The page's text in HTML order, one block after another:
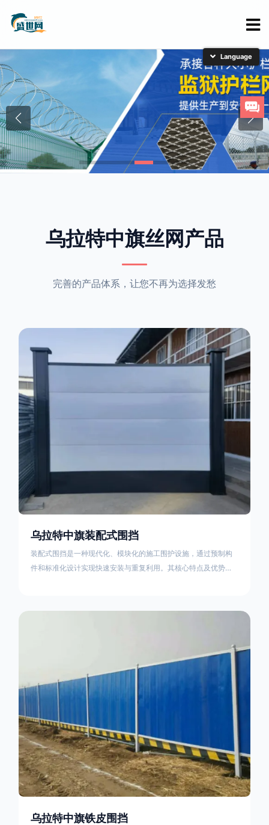
乌拉特中旗丝网产品
完善的产品体系，让您不再为选择发愁
乌拉特中旗装配式围挡
装配式围挡是一种现代化、模块化的施工围护设施，通过预制构
件和标准化设计实现快速安装与重复利用。其核心特点及优势如
撑、横撑加强筋等部件增强整体稳定性立柱规格：通常为
乌拉特中旗铁皮围挡
简体中文
English
日本語
한국어